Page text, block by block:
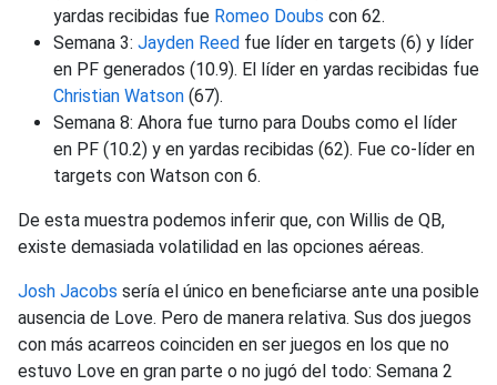
yardas recibidas fue Romeo Doubs con 62.
Semana 3: Jayden Reed fue líder en targets (6) y líder
en PF generados (10.9). El líder en yardas recibidas fue
Christian Watson (67).
Semana 8: Ahora fue turno para Doubs como el líder
en PF (10.2) y en yardas recibidas (62). Fue co-líder en
targets con Watson con 6.
De esta muestra podemos inferir que, con Willis de QB,
existe demasiada volatilidad en las opciones aéreas.
Josh Jacobs sería el único en beneficiarse ante una posible
ausencia de Love. Pero de manera relativa. Sus dos juegos
con más acarreos coinciden en ser juegos en los que no
estuvo Love en gran parte o no jugó del todo: Semana 2